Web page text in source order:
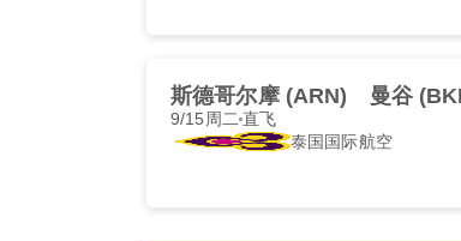
斯德哥尔摩 (ARN) 曼谷
9/15周二 直飞
泰国国际航空